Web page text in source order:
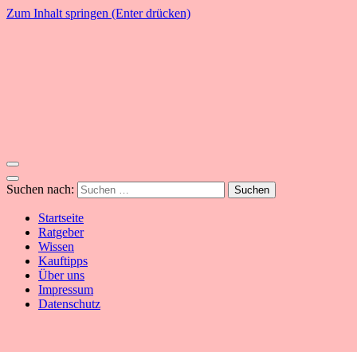
Zum Inhalt springen (Enter drücken)
Suchen nach:
Startseite
Ratgeber
Wissen
Kauftipps
Über uns
Impressum
Datenschutz